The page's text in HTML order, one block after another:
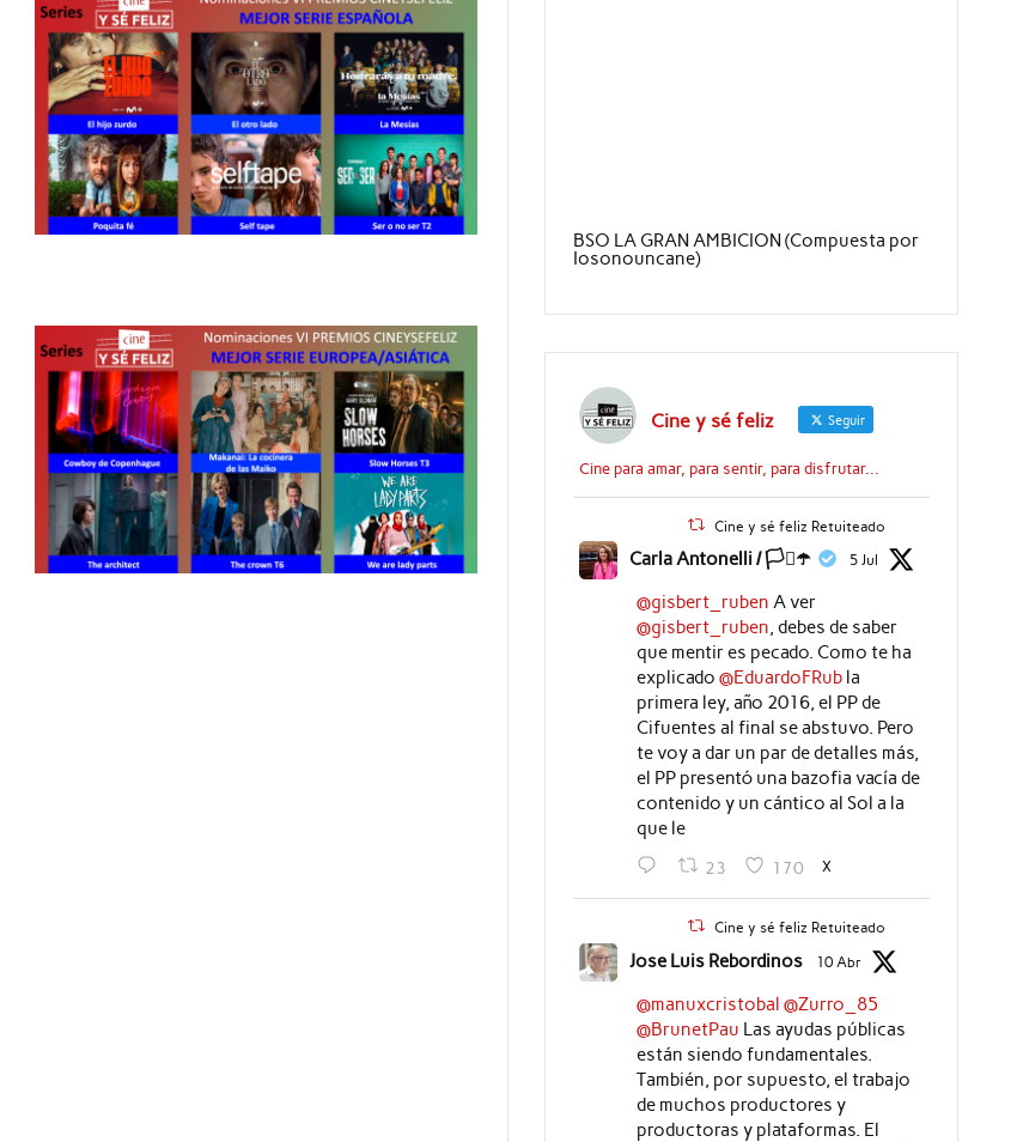
BSO LA GRAN AMBICION (Compuesta por
Iosonouncane)
Cine y sé feliz Seguir
Cine para amar, para sentir, para disfrutar...
Cine y sé feliz Retuiteado
Carla Antonelli / 🏳️‍⚧️☂️ 5 Jul
@gisbert_ruben A ver
@gisbert_ruben, debes de saber
que mentir es pecado. Como te ha
explicado @EduardoFRubla
primera ley, año 2016, el PP de
Cifuentes al final se abstuvo. Pero
te voy a dar un par de detalles más,
el PP presentó una bazofia vacía de
contenido y un cántico al Sol a la
que le
23 170 X
Cine y sé feliz Retuiteado
Jose Luis Rebordinos 10 Abr
@manuxcristobal @Zurro_85
@BrunetPau Las ayudas públicas
están siendo fundamentales.
También, por supuesto, el trabajo
de muchos productores y
productoras y plataformas. El